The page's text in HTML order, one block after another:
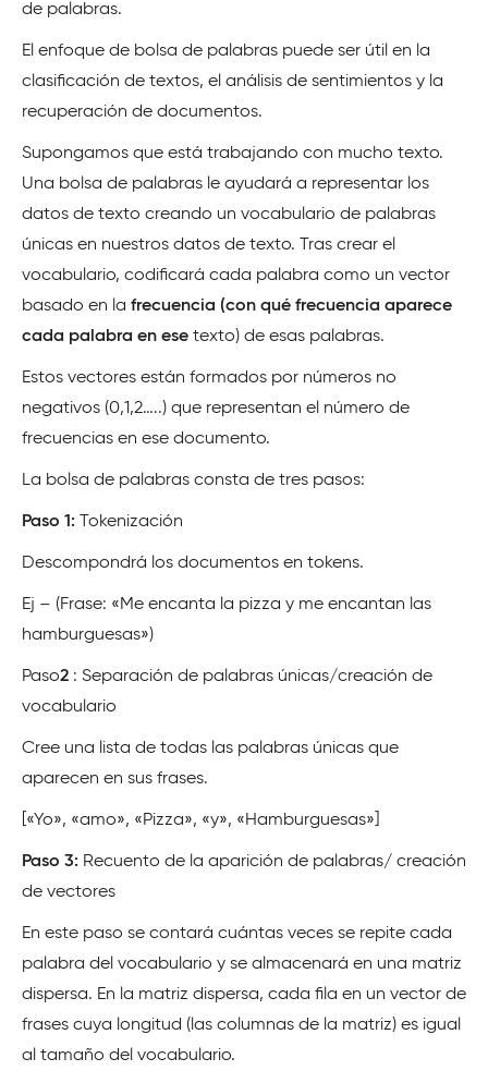
de palabras.
El enfoque de bolsa de palabras puede ser útil en la
clasificación de textos, el análisis de sentimientos y la
recuperación de documentos.
Supongamos que está trabajando con mucho texto.
Una bolsa de palabras le ayudará a representar los
datos de texto creando un vocabulario de palabras
únicas en nuestros datos de texto. Tras crear el
vocabulario, codificará cada palabra como un vector
basado en la frecuencia (con qué frecuencia aparece
cada palabra en ese texto) de esas palabras.
Estos vectores están formados por números no
negativos (0,1,2…..) que representan el número de
frecuencias en ese documento.
La bolsa de palabras consta de tres pasos:
Paso 1: Tokenización
Descompondrá los documentos en tokens.
Ej – (Frase: «Me encanta la pizza y me encantan las
hamburguesas»)
Paso2 : Separación de palabras únicas/creación de
vocabulario
Cree una lista de todas las palabras únicas que
aparecen en sus frases.
[«Yo», «amo», «Pizza», «y», «Hamburguesas»]
Paso 3: Recuento de la aparición de palabras/ creación
de vectores
En este paso se contará cuántas veces se repite cada
palabra del vocabulario y se almacenará en una matriz
dispersa. En la matriz dispersa, cada fila en un vector de
frases cuya longitud (las columnas de la matriz) es igual
al tamaño del vocabulario.